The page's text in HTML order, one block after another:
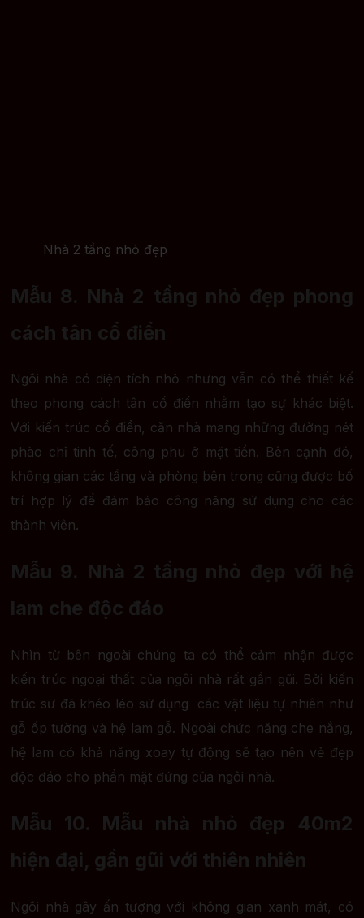
Nhà 2 tầng nhỏ đẹp
Mẫu 8. Nhà 2 tầng nhỏ đẹp phong
cách tân cổ điển
Ngôi nhà có diện tích nhỏ nhưng vẫn có thể thiết kế
theo phong cách tân cổ điển nhằm tạo sự khác biệt.
Với kiến trúc cổ điển, căn nhà mang những đường nét
phào chỉ tinh tế, công phu ở mặt tiền. Bên cạnh đó,
không gian các tầng và phòng bên trong cũng được bố
trí hợp lý để đảm bảo công năng sử dụng cho các
thành viên.
Mẫu 9. Nhà 2 tầng nhỏ đẹp với hệ
lam che độc đáo
Nhìn từ bên ngoài chúng ta có thể cảm nhận được
kiến trúc ngoại thất của ngôi nhà rất gần gũi. Bởi kiến
trúc sư đã khéo léo sử dụng các vật liệu tự nhiên như
gỗ ốp tường và hệ lam gỗ. Ngoài chức năng che nắng,
hệ lam có khả năng xoay tự động sẽ tạo nên vẻ đẹp
độc đáo cho phần mặt đứng của ngôi nhà.
Mẫu 10. Mẫu nhà nhỏ đẹp 40m2
hiện đại, gần gũi với thiên nhiên
Ngôi nhà gây ấn tượng với không gian xanh mát, có